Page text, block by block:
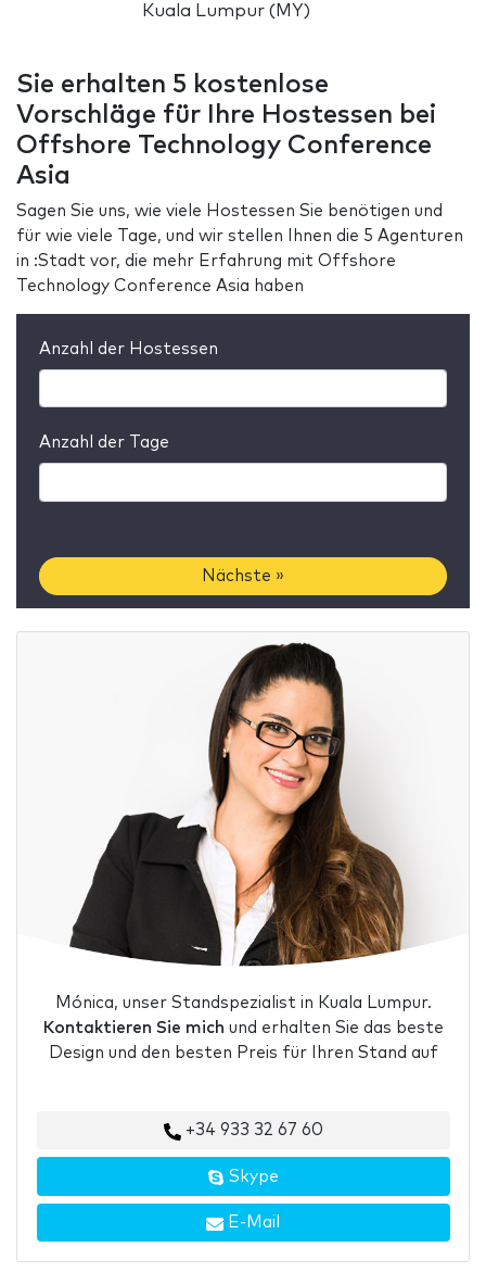
Kuala Lumpur (MY)
Sie erhalten 5 kostenlose
Vorschläge für Ihre Hostessen bei
Offshore Technology Conference
Asia
Sagen Sie uns, wie viele Hostessen Sie benötigen und
für wie viele Tage, und wir stellen Ihnen die 5 Agenturen
in :Stadt vor, die mehr Erfahrung mit Offshore
Technology Conference Asia haben
Anzahl der Hostessen
Anzahl der Tage
Nächste »
Mónica, unser Standspezialist in Kuala Lumpur.
Kontaktieren Sie mich und erhalten Sie das beste
Design und den besten Preis für Ihren Stand auf
+34 933 32 67 60
Skype
E-Mail